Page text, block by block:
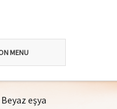
MENU
eşya